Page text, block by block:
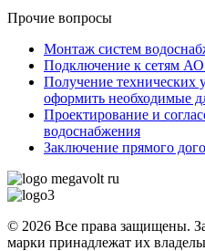
Прочие вопросы
Монтаж систем
Подключение к сетям
Получение технических
оформить необходимые
Проектирование и
водоснабжения
Заключение прямого
© 2026 Все права защищены.
марки принадлежат их